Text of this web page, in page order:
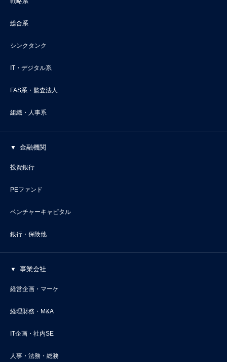
総合系
シンクタンク
IT・デジタル系
FAS系・監査法人
組織・人事系
金融機関
投資銀行
PEファンド
ベンチャーキャピタル
銀行・保険他
事業会社
経営企画・マーケ
経理財務・M&A
IT企画・社内SE
人事・法務・総務